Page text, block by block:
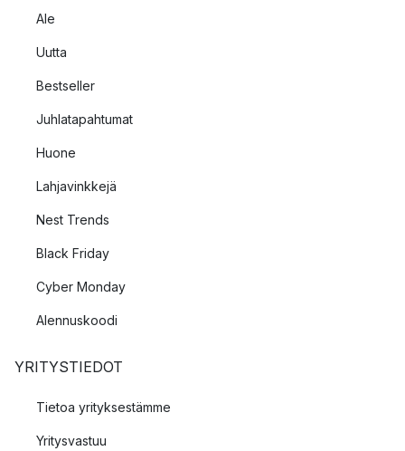
Ale
Uutta
Bestseller
Juhlatapahtumat
Huone
Lahjavinkkejä
Nest Trends
Black Friday
Cyber Monday
Alennuskoodi
YRITYSTIEDOT
Tietoa yrityksestämme
Yritysvastuu